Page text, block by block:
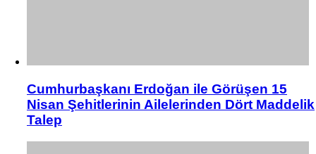
Cumhurbaşkanı Erdoğan ile Görüşen 15
Nisan Şehitlerinin Ailelerinden Dört Maddelik
Talep